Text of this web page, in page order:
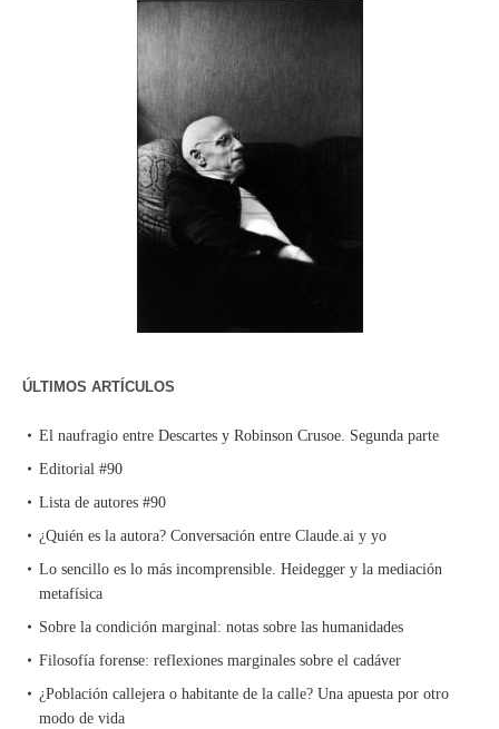
ÚLTIMOS ARTÍCULOS
El naufragio entre Descartes y Robinson Crusoe. Segunda parte
Editorial #90
Lista de autores #90
¿Quién es la autora? Conversación entre Claude.ai y yo
Lo sencillo es lo más incomprensible. Heidegger y la mediación
metafísica
Sobre la condición marginal: notas sobre las humanidades
Filosofía forense: reflexiones marginales sobre el cadáver
¿Población callejera o habitante de la calle? Una apuesta por otro
modo de vida